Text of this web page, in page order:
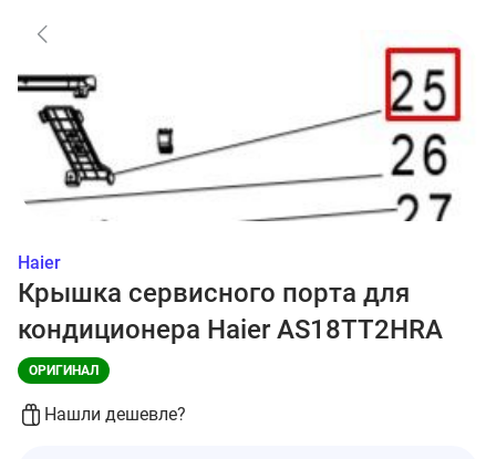
Haier
Крышка сервисного порта для
кондиционера Haier AS18TT2HRA
ОРИГИНАЛ
Нашли дешевле?